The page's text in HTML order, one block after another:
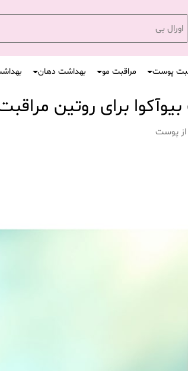
اورال ب
پوست مراقبت مو بهداشت دهان
برای روتین
از پوست